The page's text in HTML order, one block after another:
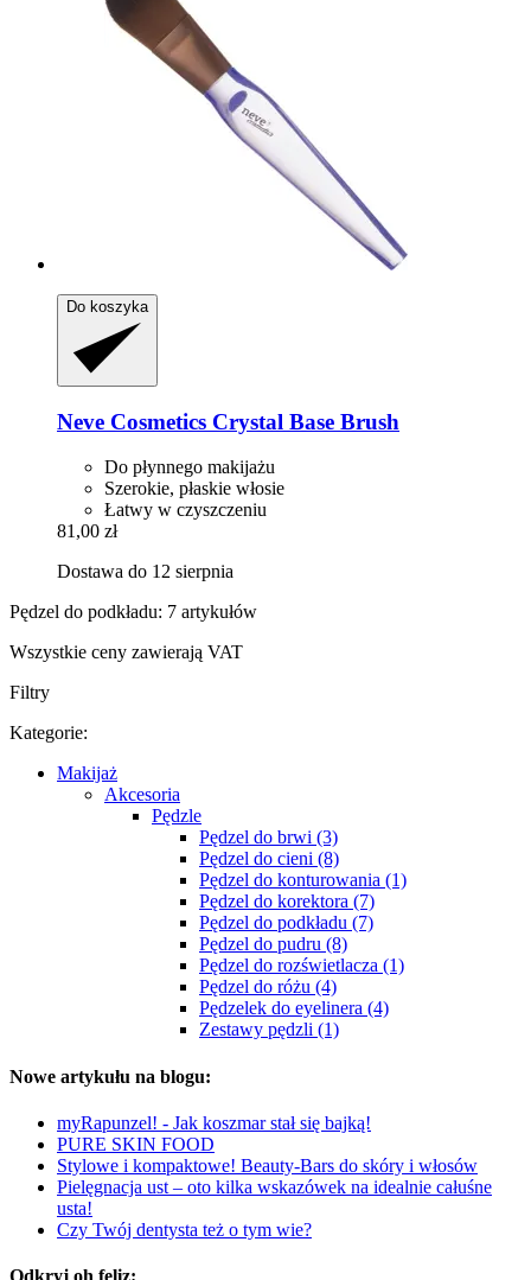
Do koszyka
Neve Cosmetics Crystal Base Brush
Do płynnego makijażu
Szerokie, płaskie włosie
Łatwy w czyszczeniu
81,00 zł
Dostawa do 12 sierpnia
Pędzel do podkładu: 7 artykułów
Wszystkie ceny zawierają VAT
Filtry
Kategorie:
Makijaż
Akcesoria
Pędzle
Pędzel do brwi (3)
Pędzel do cieni (8)
Pędzel do konturowania (1)
Pędzel do korektora (7)
Pędzel do podkładu (7)
Pędzel do pudru (8)
Pędzel do rozświetlacza (1)
Pędzel do różu (4)
Pędzelek do eyelinera (4)
Zestawy pędzli (1)
Nowe artykułu na blogu:
myRapunzel! - Jak koszmar stał się bajką!
PURE SKIN FOOD
Stylowe i kompaktowe! Beauty-Bars do skóry i włosów
Pielęgnacja ust – oto kilka wskazówek na idealnie całuśne
usta!
Czy Twój dentysta też o tym wie?